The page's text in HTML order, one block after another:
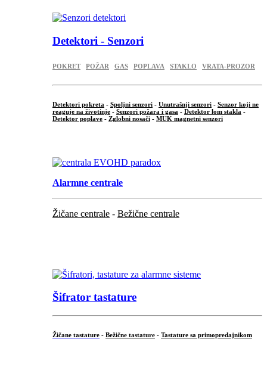
Detektori - Senzori
POKRET POŽAR GAS POPLAVA STAKLO VRATA-PROZOR
Detektori pokreta - Spoljni senzori - Unutrašnji senzori - Senzor koji ne
reaguje na životinje - Senzori požara i gasa - Detektor lom stakla -
Detektor poplave - Zglobni nosači - MUK magnetni senzori
Alarmne centrale
Žičane centrale - Bežične centrale
Šifrator tastature
Žičane tastature - Bežične tastature - Tastature sa primopredajnikom